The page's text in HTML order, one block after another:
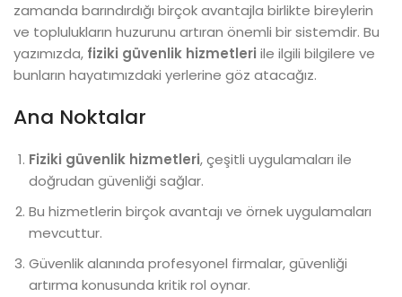
zamanda barındırdığı birçok avantajla birlikte bireylerin
ve toplulukların huzurunu artıran önemli bir sistemdir. Bu
yazımızda, fiziki güvenlik hizmetleri ile ilgili bilgilere ve
bunların hayatımızdaki yerlerine göz atacağız.
Ana Noktalar
Fiziki güvenlik hizmetleri, çeşitli uygulamaları ile
doğrudan güvenliği sağlar.
Bu hizmetlerin birçok avantajı ve örnek uygulamaları
mevcuttur.
Güvenlik alanında profesyonel firmalar, güvenliği
artırma konusunda kritik rol oynar.